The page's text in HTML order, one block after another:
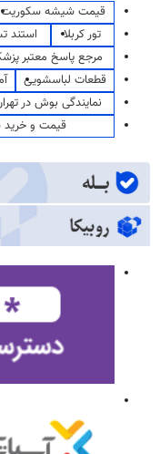
قیمت شیشه سکوریت
تور کربلا
استند
مرجع پاسخ معتبر
قطعات لباسشویی
نمایندگی بوش در
قیمت و خرید